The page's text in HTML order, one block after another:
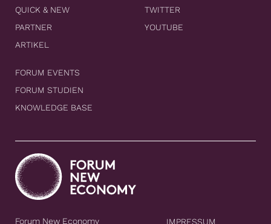
QUICK & NEW
PARTNER
ARTIKEL
FORUM EVENTS
FORUM STUDIEN
KNOWLEDGE BASE
TWITTER
YOUTUBE
Forum New Economy IMPRESSUM